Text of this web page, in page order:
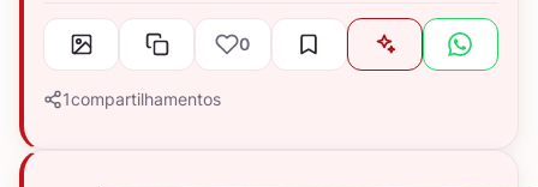
0
1compartilhamentos